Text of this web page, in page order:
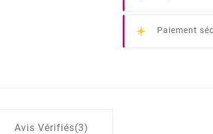
Paiement
Avis Vérifiés(3)